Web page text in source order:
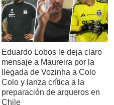
Eduardo Lobos le deja claro
mensaje a Maureira por la
llegada de Vozinha a Colo
Colo y lanza crítica a la
preparación de arqueros en
Chile